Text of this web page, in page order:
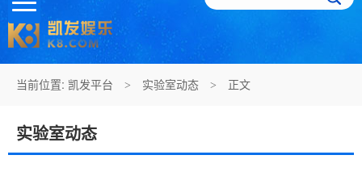
当前位置: 凯发平台 > 实验室动态 > 正文
实验室动态